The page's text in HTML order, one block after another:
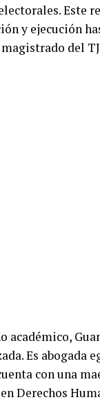
Este
y ejecución
del
académico,
Es abogada
con una
Derechos